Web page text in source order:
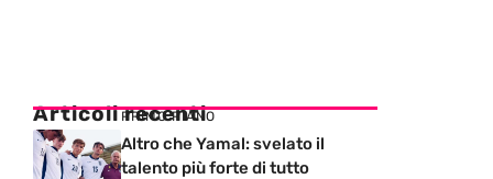
Articoli recenti
PRIMO PIANO
Altro che Yamal: svelato il
talento più forte di tutto